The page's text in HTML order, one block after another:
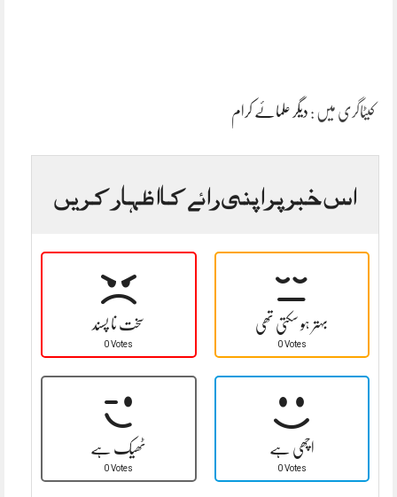
کیٹاگری میں : دیگر علمائے کرام
اس خبر پر اپنی رائے کا اظہار کریں
سخت نا پسند
0 Votes
بہتر ہو سکتی تھی
0 Votes
ٹھیک ہے
0 Votes
اچھی ہے
0 Votes